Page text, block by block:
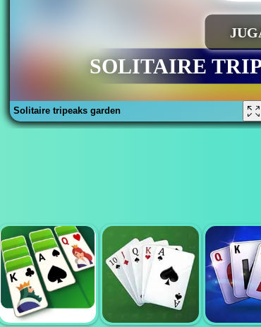
Solitaire tripeaks garden